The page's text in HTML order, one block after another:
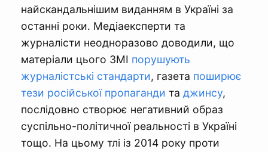
найскандальнішим виданням в Україні за
останні роки. Медіаексперти та
журналісти неодноразово доводили, що
матеріали цього ЗМІ порушують
журналістські стандарти, газета поширює
тези російської пропаганди та джинсу,
послідовно створює негативний образ
суспільно-політичної реальності в Україні
тощо. На цьому тлі із 2014 року проти